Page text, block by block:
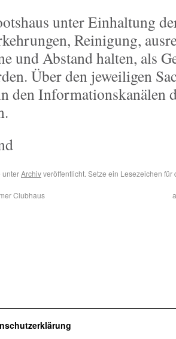
unter Einhaltung
Reinigung,
und Abstand halten, als
Über den jeweiligen
den Informationskanälen
unterArchivveröffentlicht. Setze ein Lesezeichen für
Clubhaus